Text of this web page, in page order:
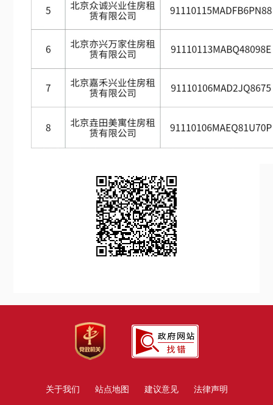
关于我们 站点地图 建议意见 法律声明